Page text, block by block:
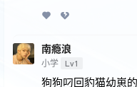
南瘾浪
小学 Lv1
狗狗叼回豹猫幼崽